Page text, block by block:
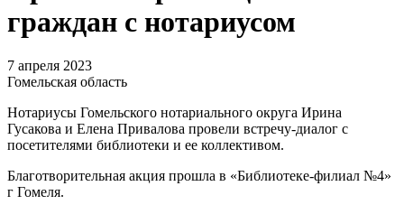
граждан с нотариусом
7 апреля 2023
Гомельская область
Нотариусы Гомельского нотариального округа Ирина
Гусакова и Елена Привалова провели встречу-диалог с
посетителями библиотеки и ее коллективом.
Благотворительная акция прошла в «Библиотеке-филиал №4»
г Гомеля.